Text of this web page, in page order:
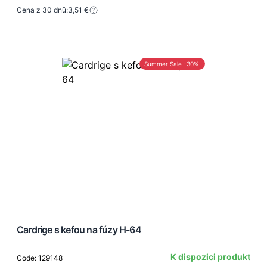
Cena z 30 dnů:3,51 €
Summer Sale -30%
Cardrige s kefou na fúzy H-64
Code: 129148
K dispozici produkt